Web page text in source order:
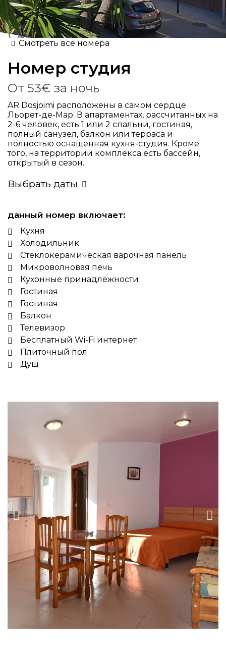
Смотреть все номера
Номер студия
От 53€ за ночь
AR Dosjoimi расположены в самом сердце
Льорет-де-Мар. В апартаментах, рассчитанных на
2-6 человек, есть 1 или 2 спальни, гостиная,
полный санузел, балкон или терраса и
полностью оснащенная кухня-студия. Кроме
того, на территории комплекса есть бассейн,
открытый в сезон.
Выбрать даты
данный номер включает:
Кухня
Холодильник
Стеклокерамическая варочная панель
Микроволновая печь
Кухонные принадлежности
Гостиная
Гостиная
Балкон
Телевизор
Бесплатный Wi-Fi интернет
Плиточный пол
Душ